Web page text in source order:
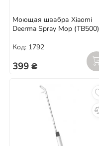
Моющая швабра Xiaomi
Deerma Spray Mop (TB500)
Код: 1792
399 ₴